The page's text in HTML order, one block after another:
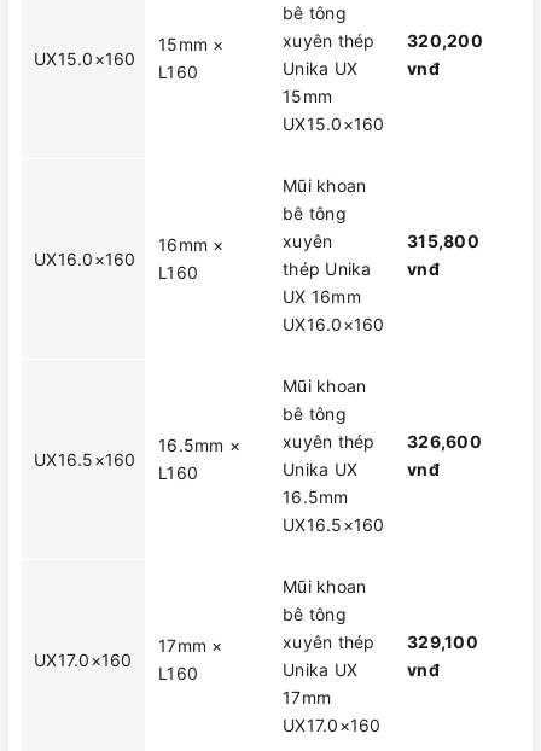
UX15.0×160
15mm ×
L160
bê tông
xuyên thép
Unika UX
15mm
UX15.0×160
320,200
vnđ
UX16.0×160
16mm ×
L160
Mũi khoan
bê tông
xuyên
thép Unika
UX 16mm
UX16.0×160
315,800
vnđ
UX16.5×160
16.5mm ×
L160
Mũi khoan
bê tông
xuyên thép
Unika UX
16.5mm
UX16.5×160
326,600
vnđ
UX17.0×160
17mm ×
L160
Mũi khoan
bê tông
xuyên thép
Unika UX
17mm
UX17.0×160
329,100
vnđ